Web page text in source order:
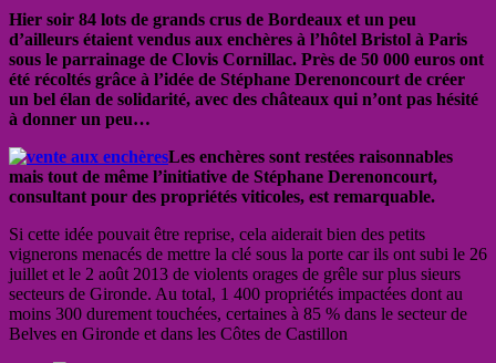
Hier soir 84 lots de grands crus de Bordeaux et un peu
d’ailleurs étaient vendus aux enchères à l’hôtel Bristol à Paris
sous le parrainage de Clovis Cornillac. Près de 50 000 euros ont
été récoltés grâce à l’idée de Stéphane Derenoncourt de créer
un bel élan de solidarité, avec des châteaux qui n’ont pas hésité
à donner un peu…
Les enchères sont restées raisonnables
mais tout de même l’initiative de Stéphane Derenoncourt,
consultant pour des propriétés viticoles, est remarquable.
Si cette idée pouvait être reprise, cela aiderait bien des petits
vignerons menacés de mettre la clé sous la porte car ils ont subi le 26
juillet et le 2 août 2013 de violents orages de grêle sur plus sieurs
secteurs de Gironde. Au total, 1 400 propriétés impactées dont au
moins 300 durement touchées, certaines à 85 % dans le secteur de
Belves en Gironde et dans les Côtes de Castillon